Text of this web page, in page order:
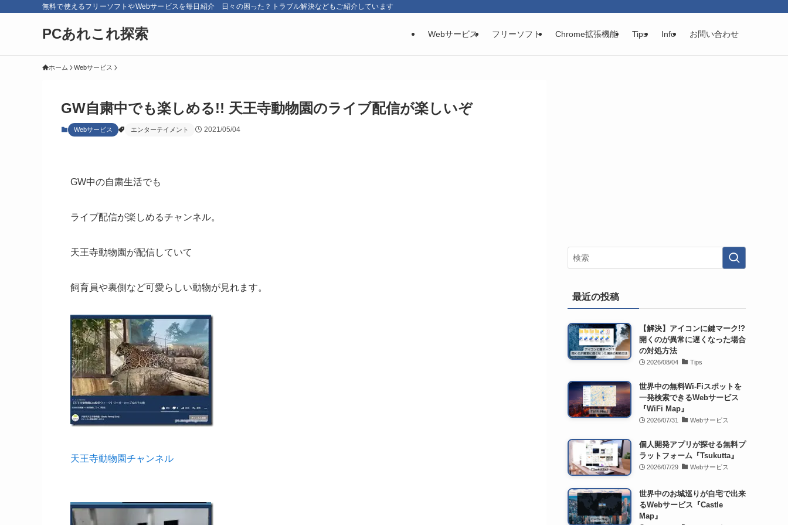
無料で使えるフリーソフトやWebサービスを毎日紹介 日々の困った？トラブル解決などもご紹介しています
PCあれこれ探索 Webサービス フリーソフト Chrome拡張機能 Tips Info お問い合わせ
ホーム Webサービス
GW自粛中でも楽しめる!! 天王寺動物園のライブ配信が楽しいぞ
Webサービス エンターテイメント 2021/05/04
GW中の自粛生活でも
ライブ配信が楽しめるチャンネル。
天王寺動物園が配信していて
飼育員や裏側など可愛らしい動物が見れます。
天王寺動物園チャンネル
最近の投稿
【解決】アイコンに鍵マーク!?
開くのが異常に遅くなった場合
の対処方法
2026/08/04 Tips
世界中の無料Wi-Fiスポットを
一発検索できるWebサービス
『WiFi Map』
2026/07/31 Webサービス
個人開発アプリが探せる無料プ
ラットフォーム『Tsukutta』
2026/07/29 Webサービス
世界中のお城巡りが自宅で出来
るWebサービス『Castle
Map』